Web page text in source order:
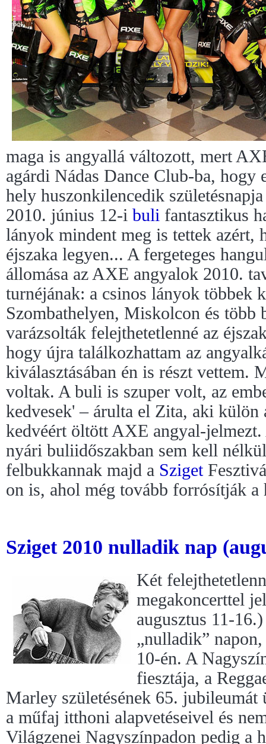
maga is angyallá változott, mert
agárdi Nádas Dance Club-ba, hogy
hely huszonkilencedik
2010. június 12-i buli fantasztikus
lányok mindent meg is tettek azért,
éjszaka legyen... A fergeteges
állomása az AXE angyalok 2010.
turnéjának: a csinos lányok többek
Szombathelyen, Miskolcon és több
varázsolták felejthetetlenné az
hogy újra találkozhattam az
kiválasztásában én is részt vettem.
voltak. A buli is szuper volt, az
kedvesek' – árulta el Zita, aki külön
kedvéért öltött AXE angyal-
nyári buliidőszakban sem kell
felbukkannak majd a Sziget
on is, ahol még tovább forrósítják a
Sziget 2010 nulladik nap
Két
megakoncerttel
augusztus 11-
„nulladik”
10-én. A
fiesztája, a
Marley születésének 65.
a műfaj itthoni alapvetéseivel és
Világzenei Nagyszínpadon pedig a